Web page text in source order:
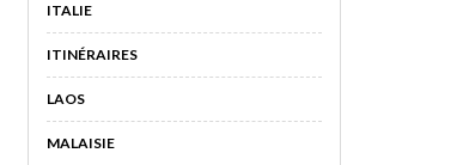
ITALIE
ITINÉRAIRES
LAOS
MALAISIE